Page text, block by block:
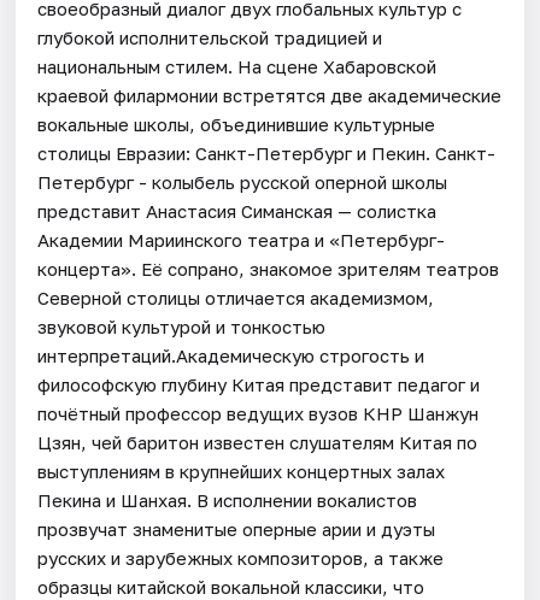
своеобразный диалог двух глобальных культур с
глубокой исполнительской традицией и
национальным стилем. На сцене Хабаровской
краевой филармонии встретятся две академические
вокальные школы, объединившие культурные
столицы Евразии: Санкт-Петербург и Пекин. Санкт-
Петербург - колыбель русской оперной школы
представит Анастасия Симанская — солистка
Академии Мариинского театра и «Петербург-
концерта». Её сопрано, знакомое зрителям театров
Северной столицы отличается академизмом,
звуковой культурой и тонкостью
интерпретаций.Академическую строгость и
философскую глубину Китая представит педагог и
почётный профессор ведущих вузов КНР Шанжун
Цзян, чей баритон известен слушателям Китая по
выступлениям в крупнейших концертных залах
Пекина и Шанхая. В исполнении вокалистов
прозвучат знаменитые оперные арии и дуэты
русских и зарубежных композиторов, а также
образцы китайской вокальной классики, что